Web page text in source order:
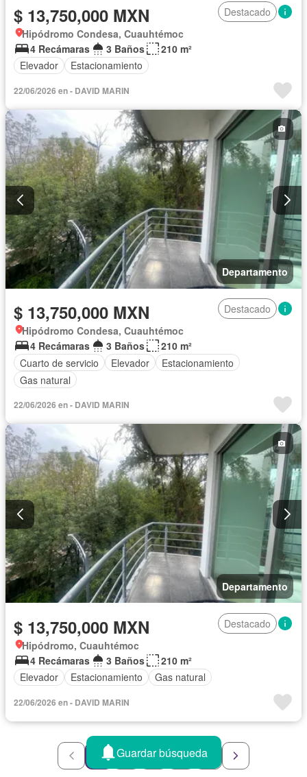
$ 13,750,000 MXN
Destacado
Hipódromo Condesa, Cuauhtémoc
4 Recámaras
3 Baños
210 m²
Elevador
Estacionamiento
22/06/2026 en - DAVID MARIN
Departamento
$ 13,750,000 MXN
Destacado
Hipódromo Condesa, Cuauhtémoc
4 Recámaras
3 Baños
210 m²
Cuarto de servicio
Elevador
Estacionamiento
Gas natural
22/06/2026 en - DAVID MARIN
Departamento
$ 13,750,000 MXN
Destacado
Hipódromo, Cuauhtémoc
4 Recámaras
3 Baños
210 m²
Elevador
Estacionamiento Gas natural
22/06/2026 en - DAVID MARIN
2 3 4 5
Guardar búsqueda